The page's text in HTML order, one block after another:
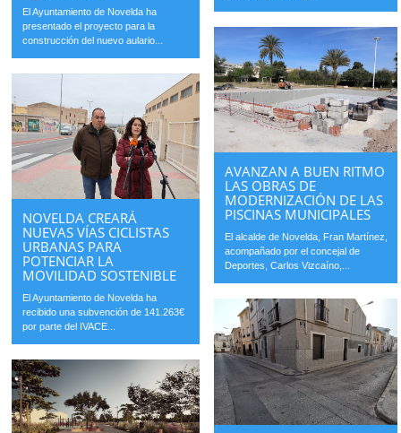
El Ayuntamiento de Novelda ha
presentado el proyecto para la
construcción del nuevo aulario...
AVANZAN A BUEN RITMO
LAS OBRAS DE
MODERNIZACIÓN DE LAS
PISCINAS MUNICIPALES
El alcalde de Novelda, Fran Martínez,
acompañado por el concejal de
Deportes, Carlos Vizcaíno,...
NOVELDA CREARÁ
NUEVAS VÍAS CICLISTAS
URBANAS PARA
POTENCIAR LA
MOVILIDAD SOSTENIBLE
El Ayuntamiento de Novelda ha
recibido una subvención de 141.263€
por parte del IVACE...